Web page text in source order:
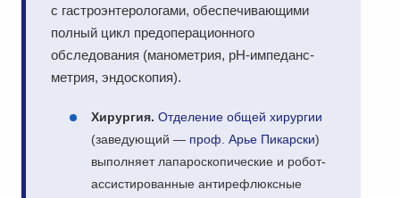
с гастроэнтерологами, обеспечивающими
полный цикл предоперационного
обследования (манометрия, pH-импеданс-
метрия, эндоскопия).
Хирургия. Отделение общей хирургии
(заведующий — проф. Арье Пикарски)
выполняет лапароскопические и робот-
ассистированные антирефлюксные